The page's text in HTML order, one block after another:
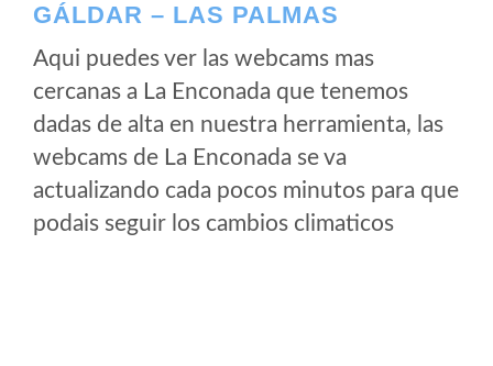
GÁLDAR – LAS PALMAS
Aqui puedes ver las webcams mas
cercanas a La Enconada que tenemos
dadas de alta en nuestra herramienta, las
webcams de La Enconada se va
actualizando cada pocos minutos para que
podais seguir los cambios climaticos